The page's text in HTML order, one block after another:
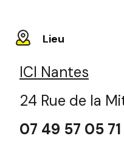
Lieu
ICI Nantes
24 Rue de la
07 49 57 05 71